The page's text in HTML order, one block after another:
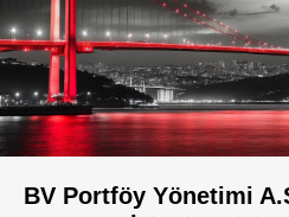
BV Portföy Yönetimi